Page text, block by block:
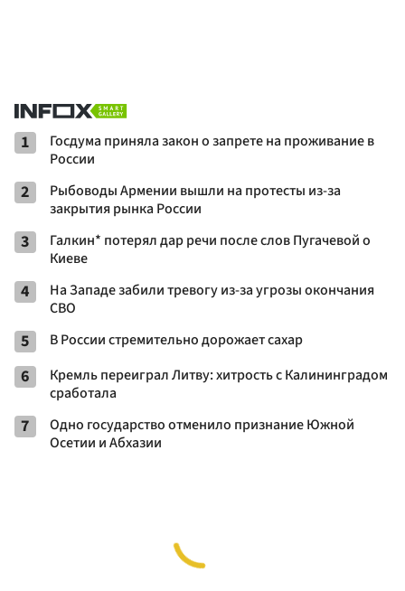
1
Госдума приняла закон о запрете на проживание в
России
2
Рыбоводы Армении вышли на протесты из-за
закрытия рынка России
3
Галкин* потерял дар речи после слов Пугачевой о
Киеве
4
На Западе забили тревогу из-за угрозы окончания
СВО
5 В России стремительно дорожает сахар
6
Кремль переиграл Литву: хитрость с Калининградом
сработала
7
Одно государство отменило признание Южной
Осетии и Абхазии